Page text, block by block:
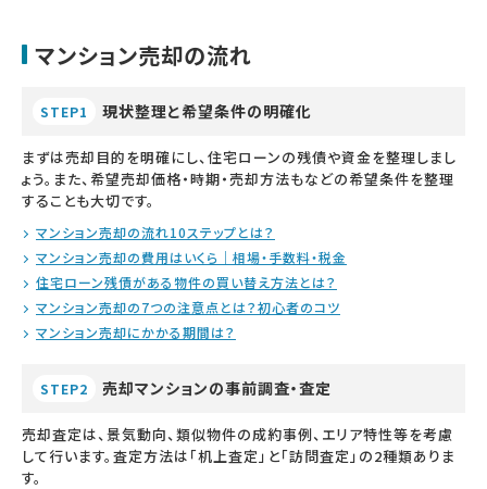
マンション売却の流れ
STEP1 現状整理と希望条件の明確化
まずは売却目的を明確にし、住宅ローンの残債や資金を整理しまし
ょう。また、希望売却価格・時期・売却方法もなどの希望条件を整理
することも大切です。
マンション売却の流れ10ステップとは？
マンション売却の費用はいくら｜相場・手数料・税金
住宅ローン残債がある物件の買い替え方法とは？
マンション売却の7つの注意点とは？初心者のコツ
マンション売却にかかる期間は？
STEP2 売却マンションの事前調査・査定
売却査定は、景気動向、類似物件の成約事例、エリア特性等を考慮
して行います。査定方法は「机上査定」と「訪問査定」の2種類ありま
す。